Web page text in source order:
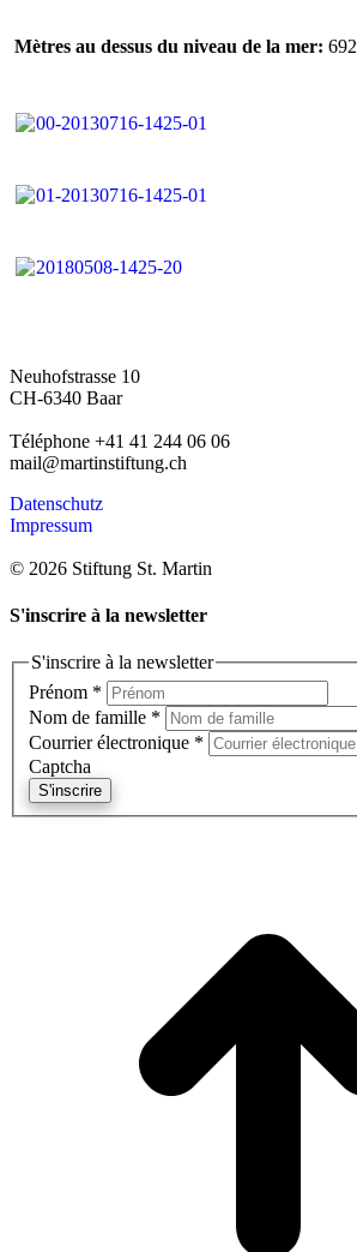
Mètres au dessus du niveau de la mer:692
Neuhofstrasse 10
CH-6340 Baar
Téléphone +41 41 244 06 06
mail@martinstiftung.ch
Datenschutz
Impressum
© 2026 Stiftung St. Martin
S'inscrire à la newsletter
S'inscrire à la newsletter
Prénom *
Nom de famille *
Courrier électronique *
Captcha
S'inscrire